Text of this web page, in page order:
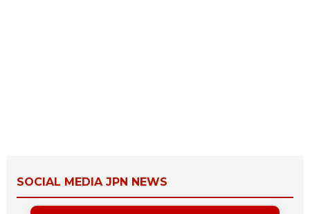
SOCIAL MEDIA JPN NEWS